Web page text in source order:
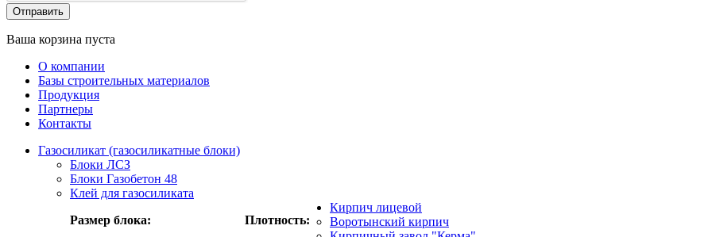
Ваша корзина пуста
О компании
Базы строительных материалов
Продукция
Партнеры
Контакты
Газосиликат (газосиликатные блоки)
Блоки ЛСЗ
Блоки Газобетон 48
Клей для газосиликата
Размер блока:
Плотность:
Кирпич лицевой
Воротынский кирпич